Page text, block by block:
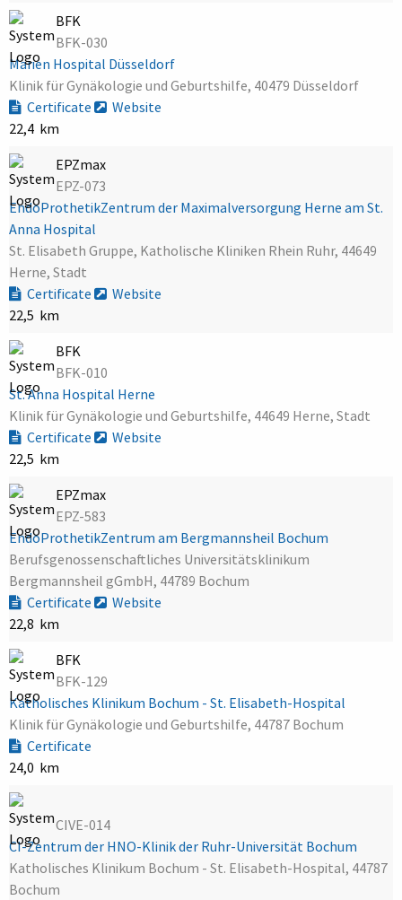
BFK
BFK-030
Marien Hospital Düsseldorf
Klinik für Gynäkologie und Geburtshilfe, 40479 Düsseldorf
Certificate
Website
22,4 km
EPZmax
EPZ-073
EndoProthetikZentrum der Maximalversorgung Herne am St.
Anna Hospital
St. Elisabeth Gruppe, Katholische Kliniken Rhein Ruhr, 44649
Herne, Stadt
Certificate
Website
22,5 km
BFK
BFK-010
St. Anna Hospital Herne
Klinik für Gynäkologie und Geburtshilfe, 44649 Herne, Stadt
Certificate
Website
22,5 km
EPZmax
EPZ-583
EndoProthetikZentrum am Bergmannsheil Bochum
Berufsgenossenschaftliches Universitätsklinikum
Bergmannsheil gGmbH, 44789 Bochum
Certificate
Website
22,8 km
BFK
BFK-129
Katholisches Klinikum Bochum - St. Elisabeth-Hospital
Klinik für Gynäkologie und Geburtshilfe, 44787 Bochum
Certificate
24,0 km
CIVE-014
CI-Zentrum der HNO-Klinik der Ruhr-Universität Bochum
Katholisches Klinikum Bochum - St. Elisabeth-Hospital, 44787
Bochum